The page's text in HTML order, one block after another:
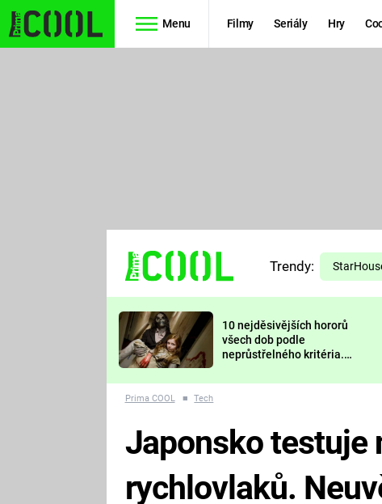
Menu Filmy Seriály Hry
TŘESKU
FUTURAMA
PREDÁTOR
Trendy:
10 nejděsivějších hororů
všech dob podle
neprůstřelného kritéria.
nejvíc zvednou tep?
Prima COOL ■ Tech
Japonsko testuje
rychlovlaků.